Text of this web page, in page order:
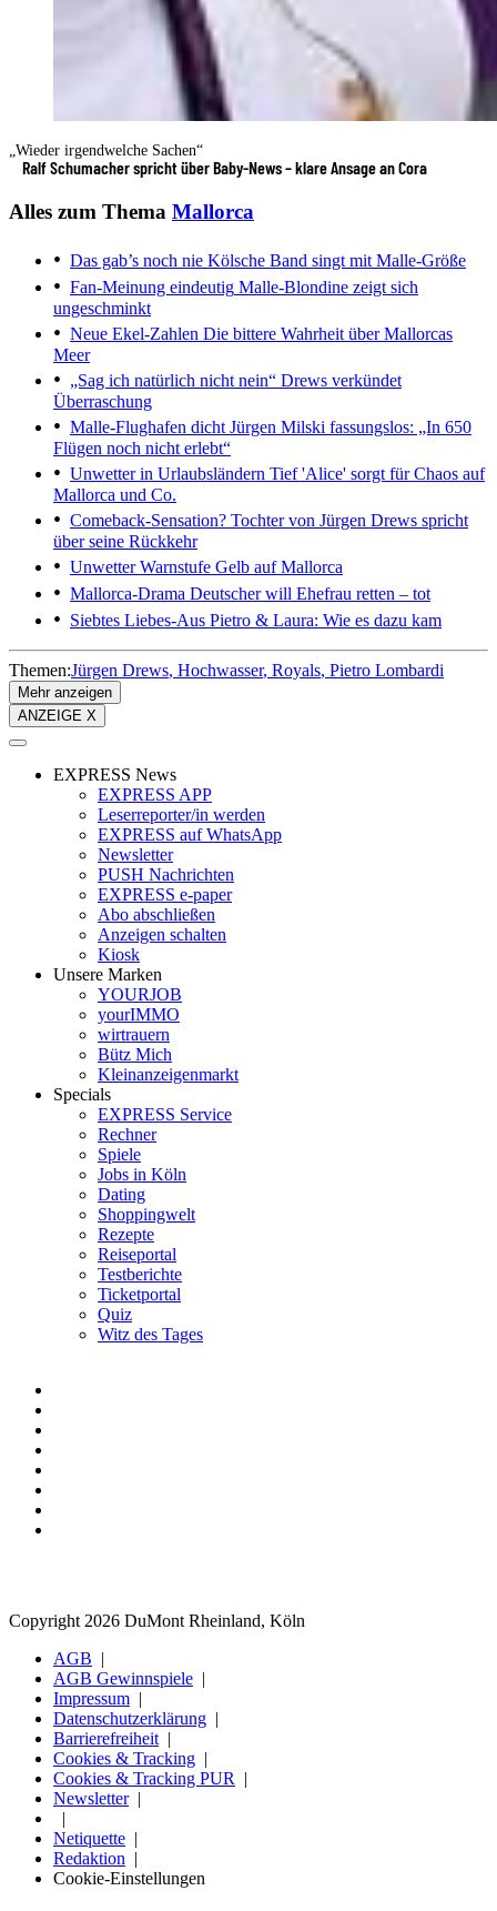
„Wieder irgendwelche Sachen“
Ralf Schumacher spricht über Baby-News – klare Ansage an Cora
Alles zum Thema Mallorca
Das gab’s noch nie Kölsche Band singt mit Malle-Größe
Fan-Meinung eindeutig Malle-Blondine zeigt sich
ungeschminkt
Neue Ekel-Zahlen Die bittere Wahrheit über Mallorcas
Meer
„Sag ich natürlich nicht nein“ Drews verkündet
Überraschung
Malle-Flughafen dicht Jürgen Milski fassungslos: „In 650
Flügen noch nicht erlebt“
Unwetter in Urlaubsländern Tief 'Alice' sorgt für Chaos auf
Mallorca und Co.
Comeback-Sensation? Tochter von Jürgen Drews spricht
über seine Rückkehr
UnwetterWarnstufe Gelb auf Mallorca
Mallorca-Drama Deutscher will Ehefrau retten – tot
Siebtes Liebes-Aus Pietro & Laura: Wie es dazu kam
Themen:Jürgen Drews Hochwasser Royals Pietro Lombardi
Mehr anzeigen
ANZEIGE X
EXPRESS News
EXPRESS APP
Leserreporter/in werden
EXPRESS auf WhatsApp
Newsletter
PUSH Nachrichten
EXPRESS e-paper
Abo abschließen
Anzeigen schalten
Kiosk
Unsere Marken
YOURJOB
yourIMMO
wirtrauern
Bütz Mich
Kleinanzeigenmarkt
Specials
EXPRESS Service
Rechner
Spiele
Jobs in Köln
Dating
Shoppingwelt
Rezepte
Reiseportal
Testberichte
Ticketportal
Quiz
Witz des Tages
Copyright 2026 DuMont Rheinland, Köln
AGB
AGB Gewinnspiele
Impressum
Datenschutzerklärung
Barrierefreiheit
Cookies & Tracking
Cookies & Tracking PUR
Newsletter
Netiquette
Redaktion
Cookie-Einstellungen